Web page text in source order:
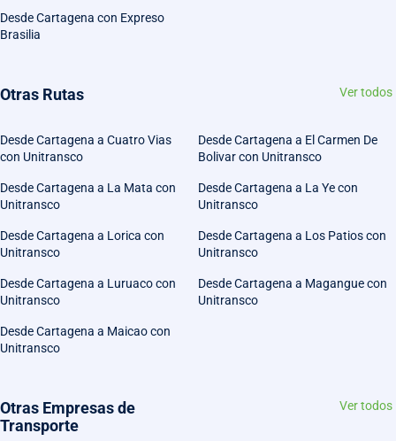
Desde Cartagena con Expreso
Brasilia
Otras Rutas Ver todos
Desde Cartagena a Cuatro Vias
con Unitransco
Desde Cartagena a El Carmen De
Bolivar con Unitransco
Desde Cartagena a La Mata con
Unitransco
Desde Cartagena a La Ye con
Unitransco
Desde Cartagena a Lorica con
Unitransco
Desde Cartagena a Los Patios con
Unitransco
Desde Cartagena a Luruaco con
Unitransco
Desde Cartagena a Magangue con
Unitransco
Desde Cartagena a Maicao con
Unitransco
Otras Empresas de
Transporte
Ver todos